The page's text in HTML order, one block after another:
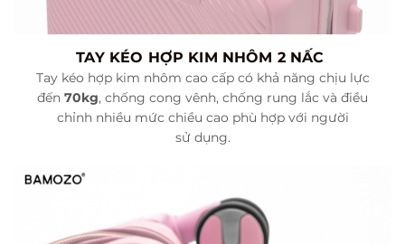
TAY KÉO HỢP KIM NHÔM 2 NẤC
Tay kéo hợp kim nhôm cao cấp có khả năng chịu lực
đến 70kg, chống cong vênh, chống rung lắc và điều
chỉnh nhiều mức chiều cao phù hợp với người
sử dụng.